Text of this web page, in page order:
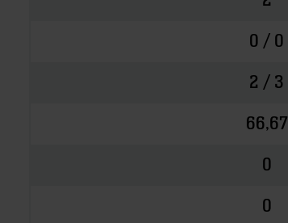
0 / 0
2 / 3
66,67
0
0